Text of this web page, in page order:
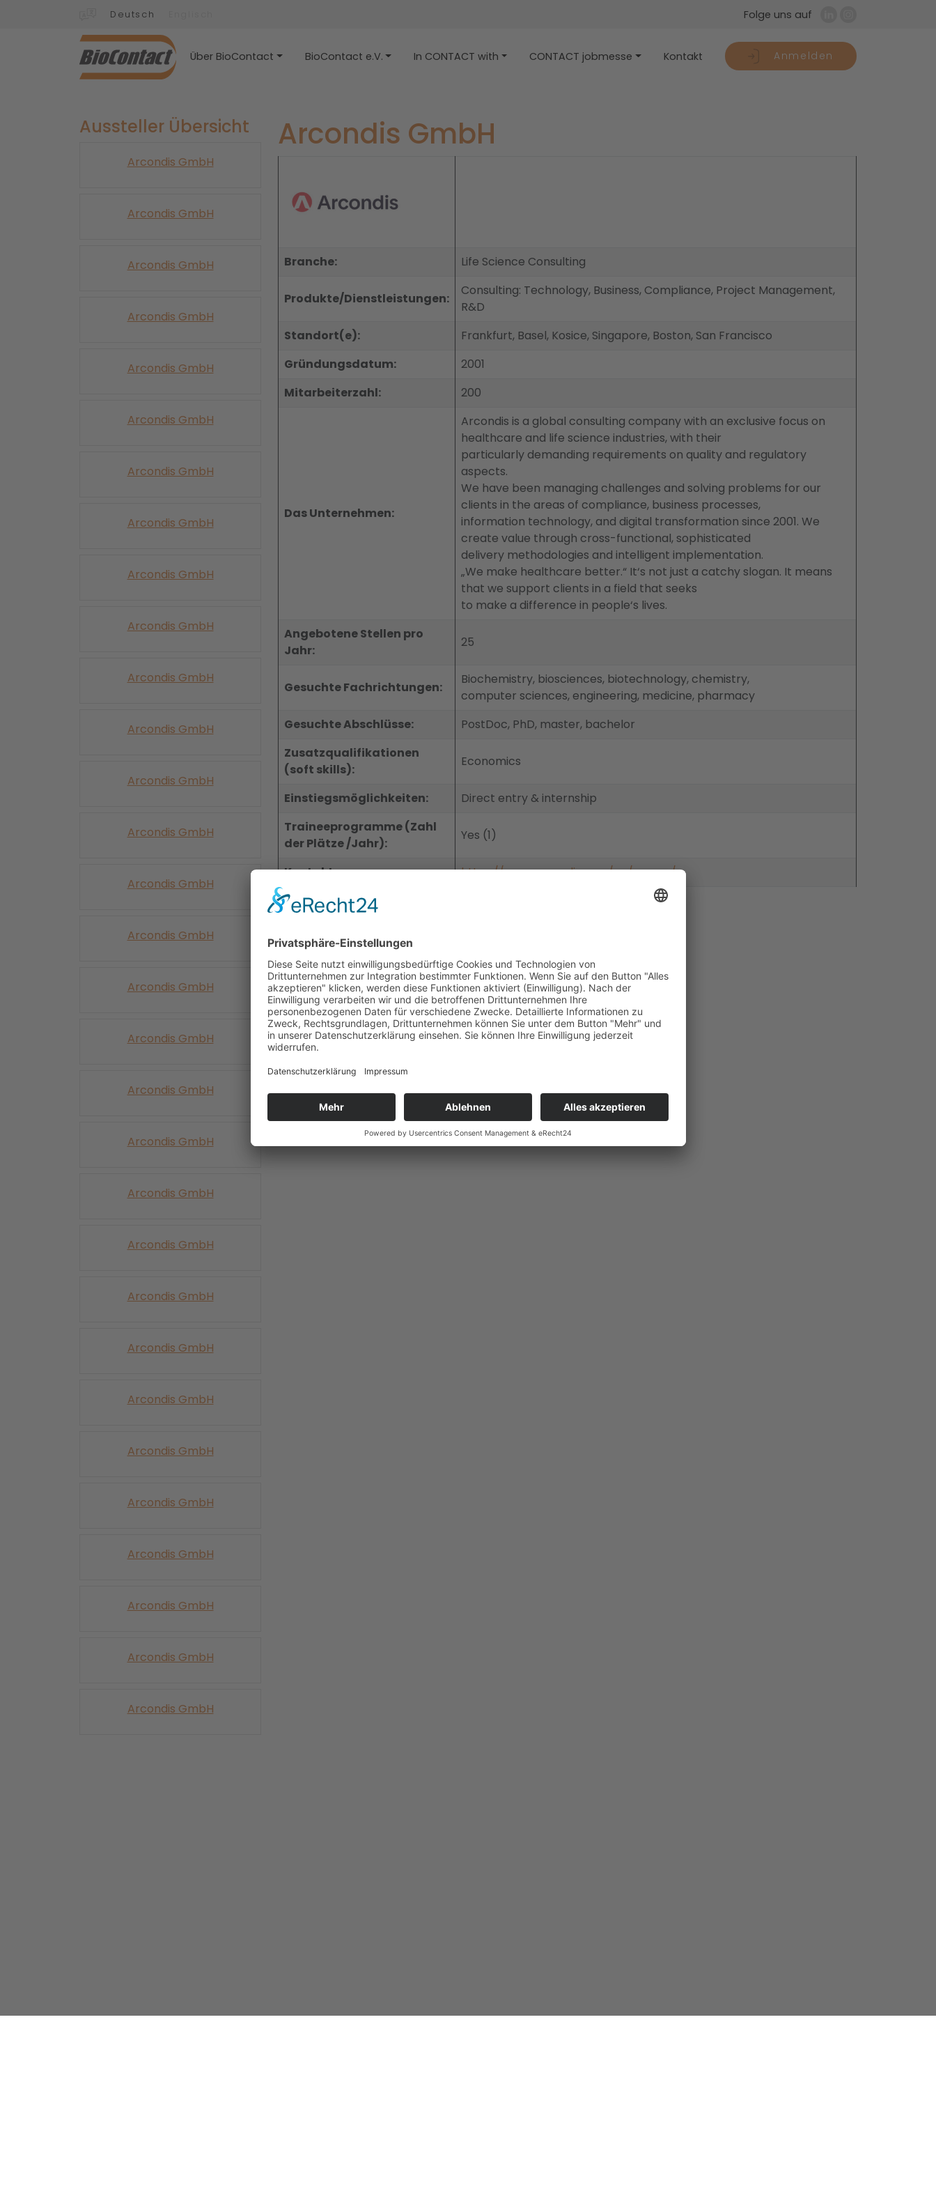
Deutsch Folge uns auf
Über BioContact BioContact e.V. In CONTACT with CONTACT jobmesse Kontakt Anmelden
Aussteller Übersicht
Arcondis GmbH
Arcondis GmbH
Arcondis GmbH
Arcondis GmbH
Arcondis GmbH
Arcondis GmbH
Arcondis GmbH
Arcondis GmbH
Arcondis GmbH
Arcondis GmbH
Arcondis GmbH
Arcondis GmbH
Arcondis GmbH
Arcondis GmbH
Arcondis GmbH
Arcondis GmbH
Arcondis GmbH
Arcondis GmbH
Arcondis GmbH
Arcondis GmbH
Arcondis GmbH
Arcondis GmbH
Arcondis GmbH
Arcondis GmbH
Arcondis GmbH
Arcondis GmbH
Arcondis GmbH
Arcondis GmbH
Arcondis GmbH
Arcondis GmbH
Arcondis GmbH
Arcondis GmbH
Branche: Life Science Consulting
Produkte/Dienstleistungen:
Consulting: Technology, Business, Compliance, Project Management,
R&D
Standort(e):
Frankfurt, Basel, Kosice, Singapore, Boston, San Francisco
Gründungsdatum:
2001
Mitarbeiterzahl:
200
Das Unternehmen:
Arcondis is a global consulting company with an exclusive focus on
healthcare and life science industries, with their
particularly demanding requirements on quality and regulatory
aspects.
We have been managing challenges and solving problems for our
clients in the areas of compliance, business processes,
information technology, and digital transformation since 2001. We
create value through cross-functional, sophisticated
delivery methodologies and intelligent implementation.
„We make healthcare better.“ It‘s not just a catchy slogan. It means
that we support clients in a field that seeks
to make a difference in people‘s lives.
Angebotene Stellen pro
Jahr:
25
Gesuchte Fachrichtungen:
Biochemistry, biosciences, biotechnology, chemistry,
computer sciences, engineering, medicine, pharmacy
Gesuchte Abschlüsse:
PostDoc, PhD, master, bachelor
Zusatzqualifikationen
(soft skills):
Economics
Einstiegsmöglichkeiten:
Direct entry & internship
Traineeprogramme (Zahl
der Plätze /Jahr):
Yes (1)
Kontakt: https://www.arcondis.com/en/career/